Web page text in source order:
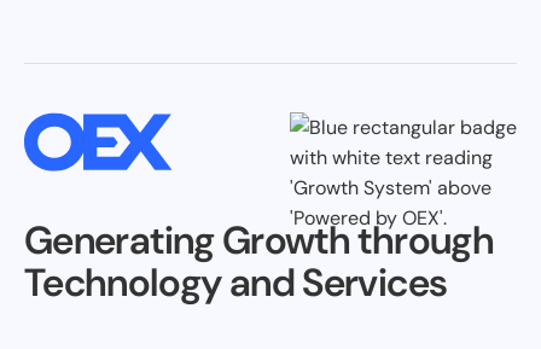
Generating Growth through
Technology and Services